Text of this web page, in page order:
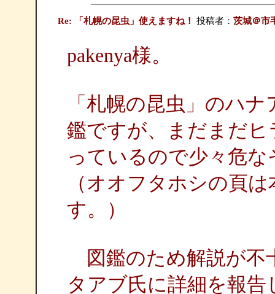
Re: 「札幌の昆虫」使えますね！ 投稿者： 茨城＠市
pakenya様。
「札幌の昆虫」のハ
鑑ですが、まだまだ
っているので少々危
（オオフタホシの頁
す。）
図鑑のため解説が不
タアブ氏に詳細を報